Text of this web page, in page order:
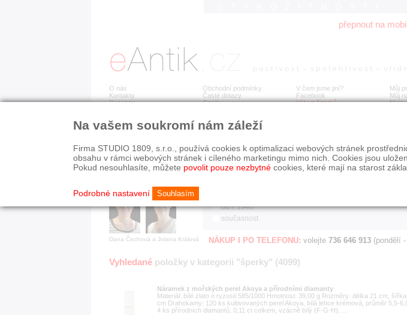
přepnout na
O nás
Kontakty
Recenze
Obchodní podmínky
Časté dotazy
Ceník
V čem jsme jiní?
Facebook
Výkup šperků
Můj
Můj
Moje
Jsme prověřená firma
Zákazníci u nás oceňují:
■ odborné zázemí
■ bezpečné prostředí
Dana Čechová a Jolana Králová
RYCHLÉ HLEDÁNÍ
HISTORICKÉ OBDOBÍ
všechno
před r. 1800
od r. 1940
současnost
STÁŘÍ NABÍDKY
všechno
jen poslední den
NÁKUP I PO TELEFONU: volejte 736 646 913 (pondělí
Vyhledané položky v kategorii "šperky" (4099)
Náramek z mořských perel Akoya a přírodními diamanty
Materiál: bílé zlato o ryzosti 585/1000 Hmotnost: 39,00 g Rozměry: délka 21 cm,
cm Drahokamy: 120 ks kultivovaných perel Akoya, bílá lehce krémová, průměr 5,5-
4 ks přírodních diamantů, 0,11 ct celkem, vzácně bílý (F-G-H), ...
Na vašem soukromí nám záleží
Firma STUDIO 1809, s.r.o., používá cookies k optimalizaci webových stránek
obsahu v rámci webových stránek i cíleného marketingu mimo nich. Cookies jsou
Pokud nesouhlasíte, můžete povolit pouze nezbytné cookies, které mají na starost
Podrobné nastavení Souhlasím